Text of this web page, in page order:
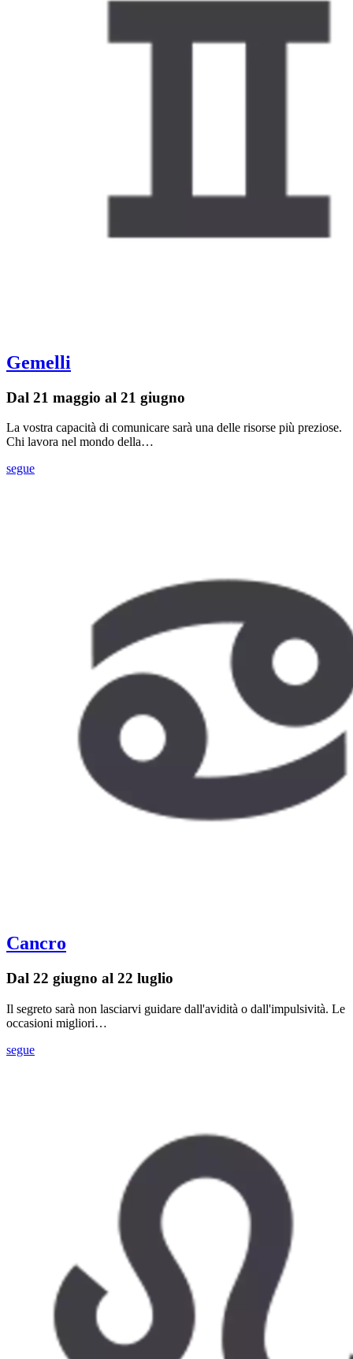
Gemelli
Dal 21 maggio al 21 giugno
La vostra capacità di comunicare sarà una delle risorse più preziose.
Chi lavora nel mondo della…
segue
Cancro
Dal 22 giugno al 22 luglio
Il segreto sarà non lasciarvi guidare dall'avidità o dall'impulsività. Le
occasioni migliori…
segue